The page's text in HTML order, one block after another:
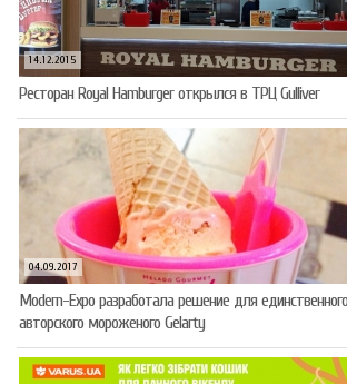
14.12.2015
Ресторан Royal Hamburger открылся в ТРЦ Gulliver
04.09.2017
Modern-Expo разработала решение для
авторского мороженого Gelarty